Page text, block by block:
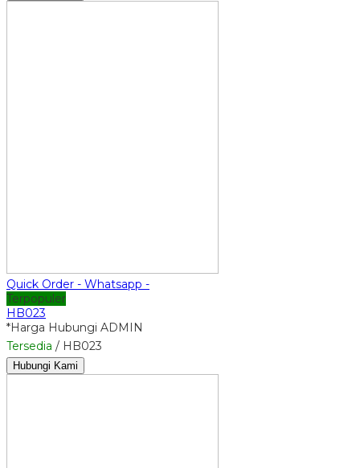
Quick Order - Whatsapp -
Terpopuler
HB023
*Harga Hubungi ADMIN
Tersedia / HB023
Hubungi Kami